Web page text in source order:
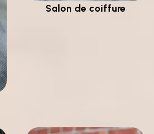
Salon de coiffure